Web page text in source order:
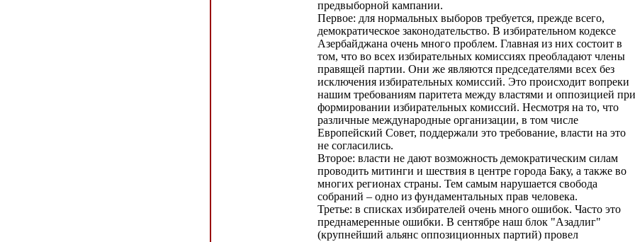
предвыборной кампании.
Первое: для нормальных выборов требуется, прежде всего,
демократическое законодательство. В избирательном кодексе
Азербайджана очень много проблем. Главная из них состоит в
том, что во всех избирательных комиссиях преобладают члены
правящей партии. Они же являются председателями всех без
исключения избирательных комиссий. Это происходит вопреки
нашим требованиям паритета между властями и оппозицией при
формировании избирательных комиссий. Несмотря на то, что
различные международные организации, в том числе
Европейский Совет, поддержали это требование, власти на это
не согласились.
Второе: власти не дают возможность демократическим силам
проводить митинги и шествия в центре города Баку, а также во
многих регионах страны. Тем самым нарушается свобода
собраний – одно из фундаментальных прав человека.
Третье: в списках избирателей очень много ошибок. Часто это
преднамеренные ошибки. В сентябре наш блок "Азадлиг"
(крупнейший альянс оппозиционных партий) провел